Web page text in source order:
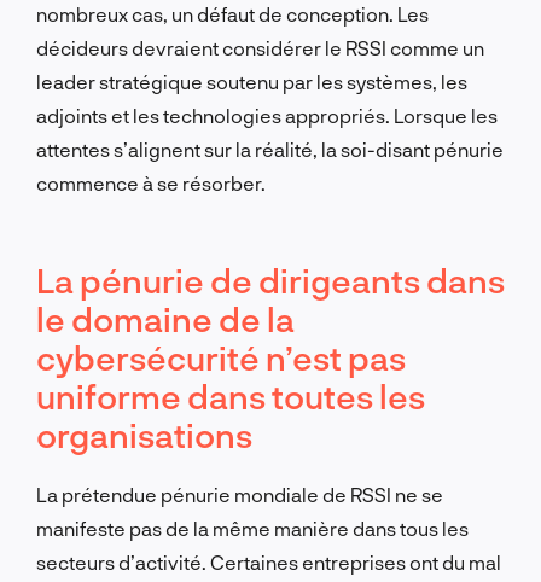
nombreux cas, un défaut de conception. Les
décideurs devraient considérer le RSSI comme un
leader stratégique soutenu par les systèmes, les
adjoints et les technologies appropriés. Lorsque les
attentes s’alignent sur la réalité, la soi-disant pénurie
commence à se résorber.
La pénurie de dirigeants dans
le domaine de la
cybersécurité n’est pas
uniforme dans toutes les
organisations
La prétendue pénurie mondiale de RSSI ne se
manifeste pas de la même manière dans tous les
secteurs d’activité. Certaines entreprises ont du mal